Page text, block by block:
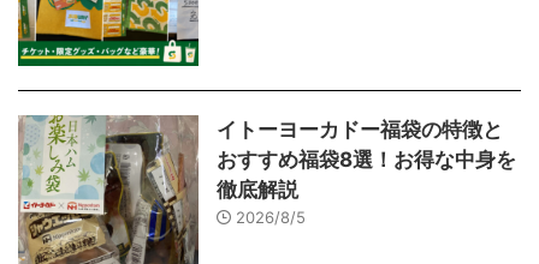
イトーヨーカドー福袋の特徴と
おすすめ福袋8選！お得な中身を
徹底解説
2026/8/5